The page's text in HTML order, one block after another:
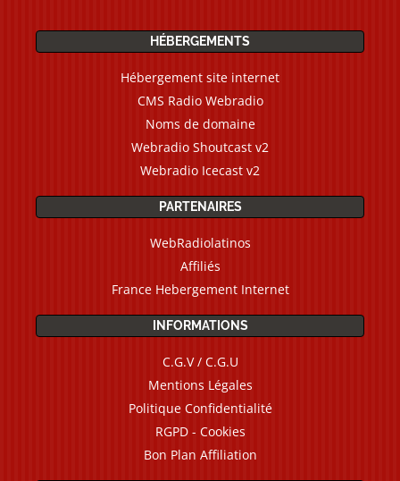
HÉBERGEMENTS
Hébergement site internet
CMS Radio Webradio
Noms de domaine
Webradio Shoutcast v2
Webradio Icecast v2
PARTENAIRES
WebRadiolatinos
Affiliés
France Hebergement Internet
INFORMATIONS
C.G.V / C.G.U
Mentions Légales
Politique Confidentialité
RGPD - Cookies
Bon Plan Affiliation